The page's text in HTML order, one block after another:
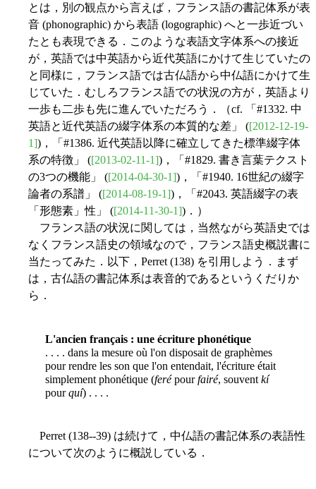
とは，別の観点から言えば，フランス語の書記体系が表
音 (phonographic) から表語 (logographic) へと一歩近づい
たとも表現できる．このような表語文字体系への接近
が，英語では中英語から近代英語にかけて生じていたの
と同様に，フランス語では古仏語から中仏語にかけて生
じていた．むしろフランス語での状況の方が，英語より
一歩も二歩も先に進んでいただろう．（cf. 「#1332. 中
英語と近代英語の綴字体系の本質的な差」 ([2012-12-19-
1])，「#1386. 近代英語以降に確立してきた標準綴字体
系の特徴」 ([2013-02-11-1])，「#1829. 書き言葉テクスト
の3つの機能」 ([2014-04-30-1])，「#1940. 16世紀の綴字
論者の系譜」 ([2014-08-19-1])，「#2043. 英語綴字の表
「形態素」性」 ([2014-11-30-1])．）
フランス語の状況に関しては，当然ながら英語史では
なくフランス語史の領域なので，フランス語史概説書に
当たってみた．以下，Perret (138) を引用しよう．まず
は，古仏語の書記体系は表音的であるというくだりか
ら．
L'ancien français : une écriture phonétique
. . . . dans la mesure où l'on disposait de graphèmes
pour rendre les son que l'on entendait, l'écriture était
simplement phonétique (ferépourfairé, souvent kí
pourquí) . . . .
Perret (138--39) は続けて，中仏語の書記体系の表語性
について次のように概説している．